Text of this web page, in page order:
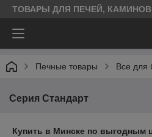
ТОВАРЫ ДЛЯ ПЕЧЕЙ,
Печные товары Все для
Серия Стандарт
Купить в Минске по выгодным